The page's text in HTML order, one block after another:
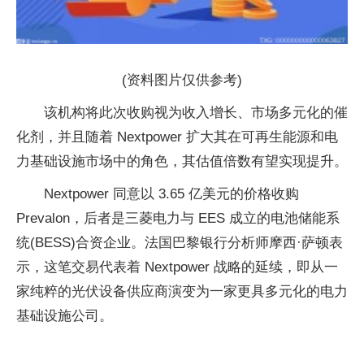
(资料图片仅供参考)
该机构将此次收购视为收入增长、市场多元化的催
化剂，并且随着 Nextpower 扩大其在可再生能源和电
力基础设施市场中的角色，其估值倍数有望实现提升。
Nextpower 同意以 3.65 亿美元的价格收购
Prevalon，后者是三菱电力与 EES 成立的电池储能系
统(BESS)合资企业。法国巴黎银行分析师摩西·萨顿表
示，这笔交易代表着 Nextpower 战略的延续，即从一
家纯粹的光伏设备供应商演变为一家更具多元化的电力
基础设施公司。